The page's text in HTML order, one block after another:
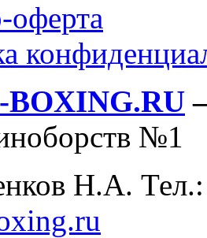
оферта
BOXING.RU
№1
Н.А.